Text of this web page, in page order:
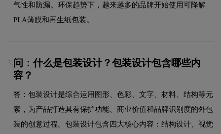
气性和防漏。环保趋势下，越来越多的品牌开始使用可降解
PLA薄膜和再生纸包装。
3. 问：什么是包装设计？包装设计包含哪些内
容？
答：包装设计是综合运用图形、色彩、文字、材料、结构等元
素，为产品打造具有保护功能、商业价值和品牌识别度的外包
装的创意过程。包装设计包含四大核心内容：结构设计、视觉